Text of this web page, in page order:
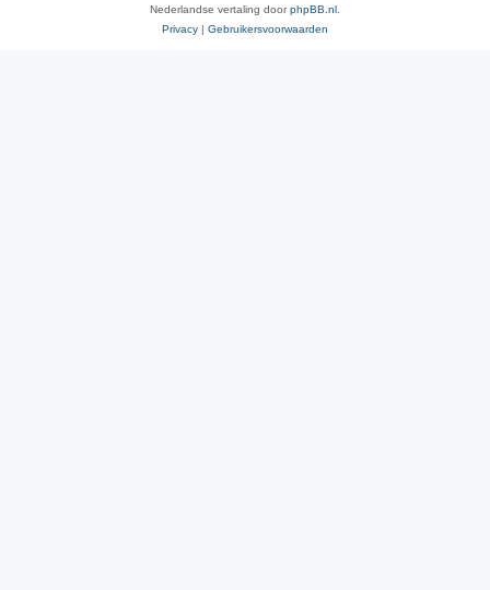
Nederlandse vertaling doorphpBB.nl
Privacy | Gebruikersvoorwaarden